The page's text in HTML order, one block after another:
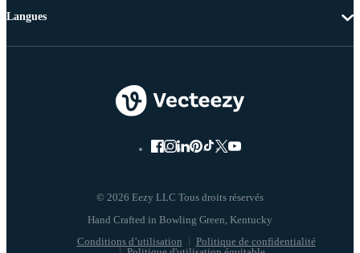
© 2026 Eezy LLC Tous droits réservés
Conditions d’utilisation
Politique de confidentialité
Langues